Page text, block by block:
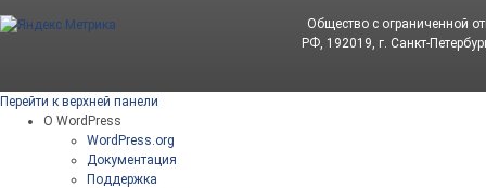
Общество с ограниченной
РФ, 192019, г. Санкт-
Перейти к верхней панели
О WordPress
WordPress.org
Документация
Поддержка